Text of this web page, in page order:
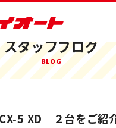
新車未登録車 CX-5 XD ２
スタッフブログ
BLOG
5 XD ２台をご紹